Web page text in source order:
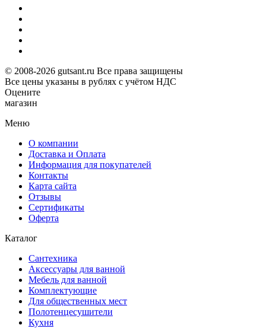
© 2008-2026 gutsant.ru Все права защищены
Все цены указаны в рублях с учётом НДС
Оцените
магазин
Меню
О компании
Доставка и Оплата
Информация для покупателей
Контакты
Карта сайта
Отзывы
Сертификаты
Оферта
Каталог
Сантехника
Аксессуары для ванной
Мебель для ванной
Комплектующие
Для общественных мест
Полотенцесушители
Кухня